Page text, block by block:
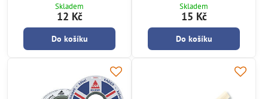
Skladem
12 Kč
Do košíku
Skladem
15 Kč
Do košíku